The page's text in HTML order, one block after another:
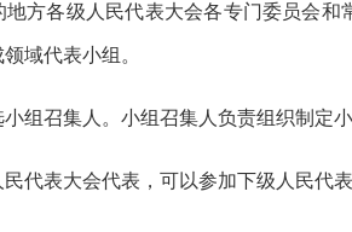
地方各级人民代表大会各专门委员会
域代表小组。
组召集人。小组召集人负责组织制定
代表大会代表，可以参加下级人民代